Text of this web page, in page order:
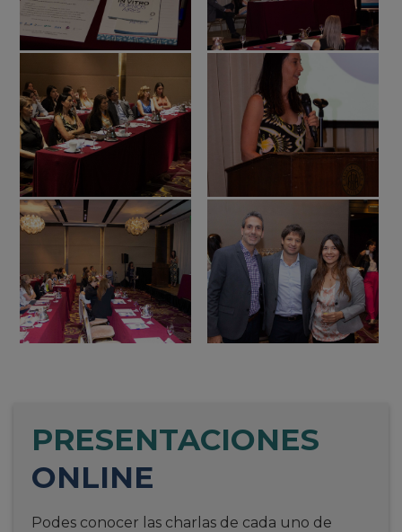
PRESENTACIONES
ONLINE
Podes conocer las charlas de cada uno de